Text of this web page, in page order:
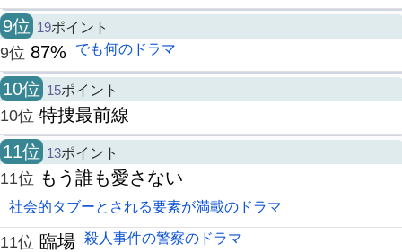
9位 19ポイント
9位 87% でも何のドラマ
10位 15ポイント
10位 特捜最前線
11位 13ポイント
11位 もう誰も愛さない
社会的タブーとされる要素が満載のドラマ
11位 臨場 殺人事件の警察のドラマ